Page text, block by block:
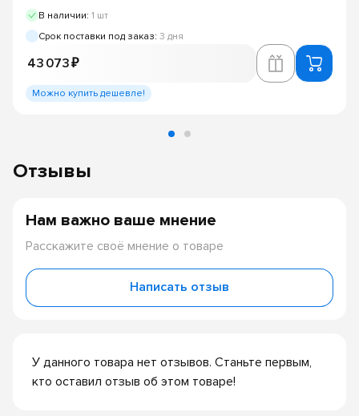
В наличии: 1 шт
Срок поставки под заказ: 3 дня
43 073 ₽
Можно купить дешевле!
Отзывы
У данного товара нет отзывов. Станьте первым,
кто оставил отзыв об этом товаре!
Нам важно ваше мнение
Расскажите своё мнение о товаре
Написать отзыв